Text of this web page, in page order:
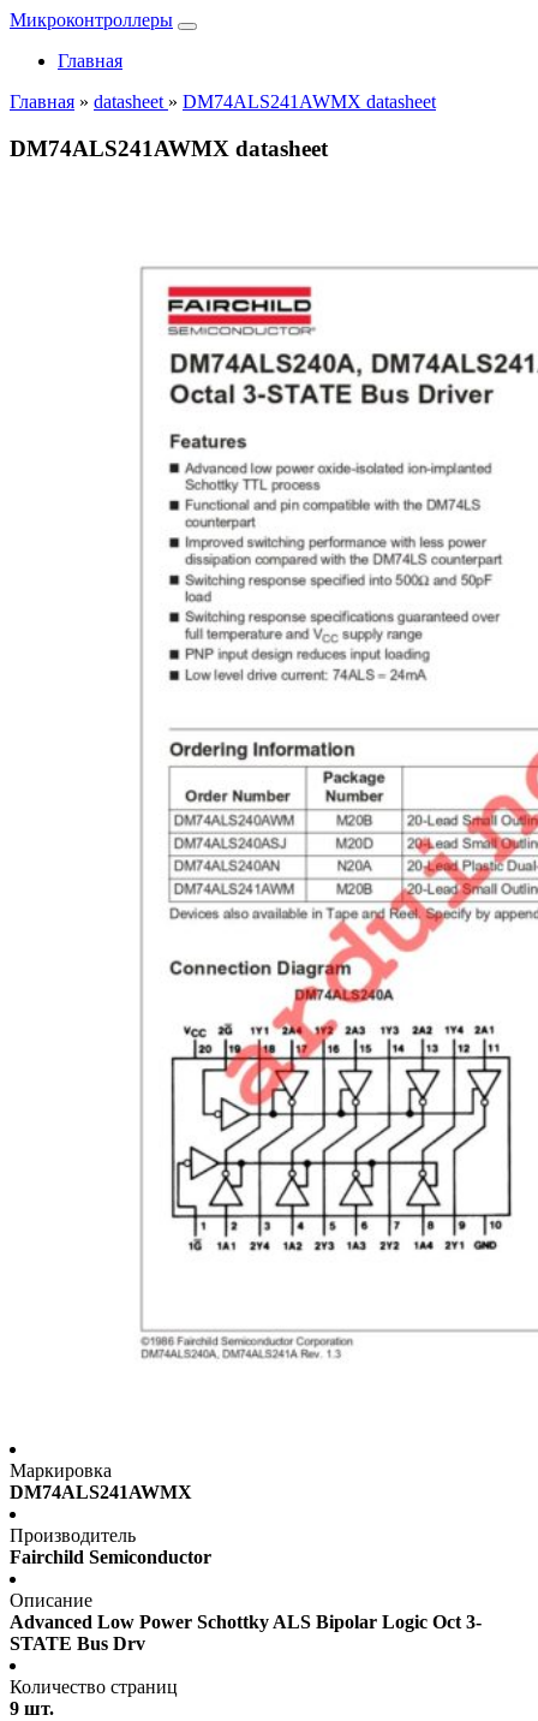
Микроконтроллеры
Главная
Главная » datasheet » DM74ALS241AWMX datasheet
DM74ALS241AWMX datasheet
Маркировка
DM74ALS241AWMX
Производитель
Fairchild Semiconductor
Описание
Advanced Low Power Schottky ALS Bipolar Logic Oct 3-
STATE Bus Drv
Количество страниц
9 шт.